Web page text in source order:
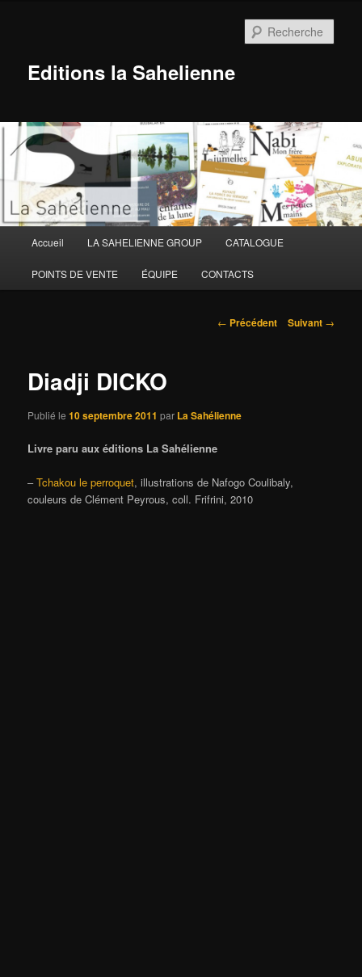
Editions la Sahelienne
principal
Accueil LA SAHELIENNE GROUP CATALOGUE
POINTS DE VENTE ÉQUIPE CONTACTS
Navigation
← Précédent Suivant →
Diadji DICKO
Publié le10 septembre 2011 par La Sahélienne
Livre paru aux éditions La Sahélienne
–Tchakou le perroquet, illustrations de Nafogo Coulibaly,
couleurs de Clément Peyrous, coll. Frifrini, 2010